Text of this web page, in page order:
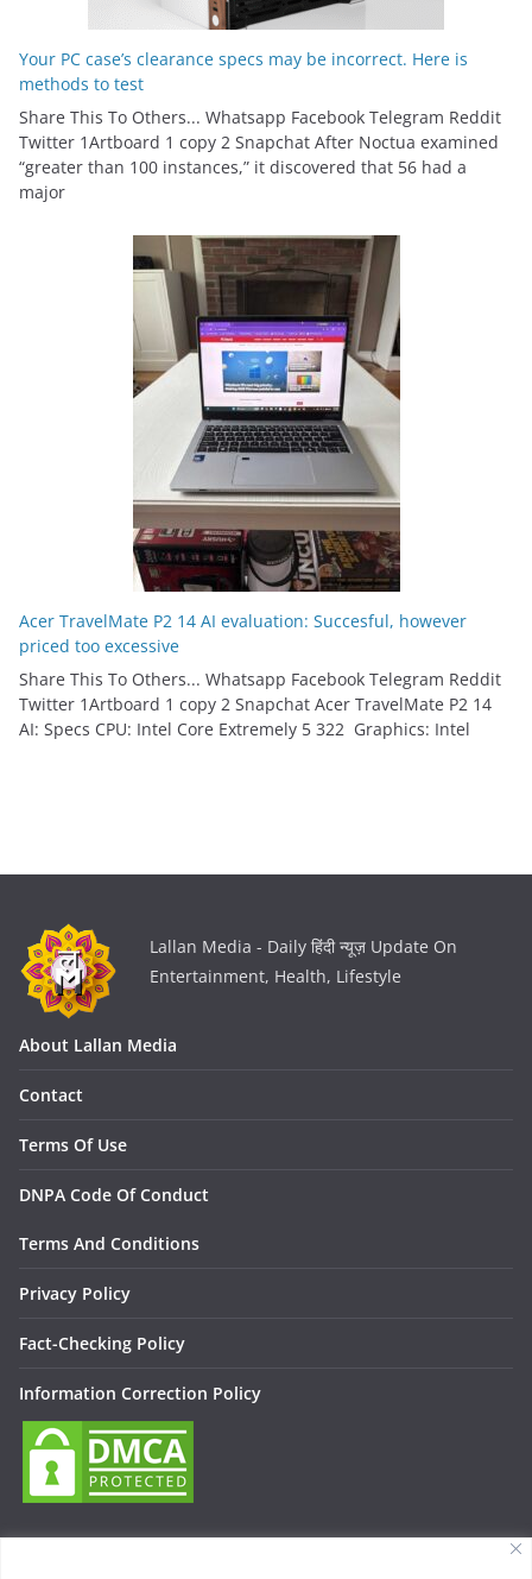
Your PC case’s clearance specs may be incorrect. Here is
methods to test
Share This To Others... Whatsapp Facebook Telegram Reddit
Twitter 1Artboard 1 copy 2 Snapchat After Noctua examined
“greater than 100 instances,” it discovered that 56 had a
major
Acer TravelMate P2 14 AI evaluation: Succesful, however
priced too excessive
Share This To Others... Whatsapp Facebook Telegram Reddit
Twitter 1Artboard 1 copy 2 Snapchat Acer TravelMate P2 14
AI: Specs CPU: Intel Core Extremely 5 322 Graphics: Intel
Lallan Media - Daily हिंदी न्यूज़ Update On
Entertainment, Health, Lifestyle
About Lallan Media
Contact
Terms Of Use
DNPA Code Of Conduct
Terms And Conditions
Privacy Policy
Fact-Checking Policy
Information Correction Policy